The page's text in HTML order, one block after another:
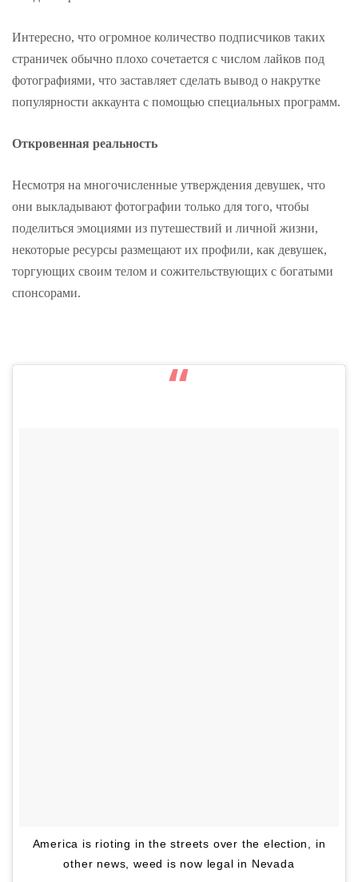
Интересно, что огромное количество подписчиков таких
страничек обычно плохо сочетается с числом лайков под
фотографиями, что заставляет сделать вывод о накрутке
популярности аккаунта с помощью специальных программ.
Откровенная реальность
Несмотря на многочисленные утверждения девушек, что
они выкладывают фотографии только для того, чтобы
поделиться эмоциями из путешествий и личной жизни,
некоторые ресурсы размещают их профили, как девушек,
торгующих своим телом и сожительствующих с богатыми
спонсорами.
America is rioting in the streets over the election, in
other news, weed is now legal in Nevada